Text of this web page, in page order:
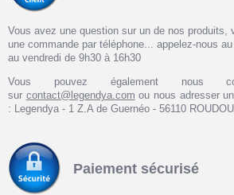
Vous avez une question sur un de nos produits,
une commande par téléphone... appelez-nous
au vendredi de 9h30 à 16h30
Vous pouvez également nous
sur contact@legendya.com ou nous adresser
: Legendya - 1 Z.A de Guernéo - 56110
Paiement sécurisé